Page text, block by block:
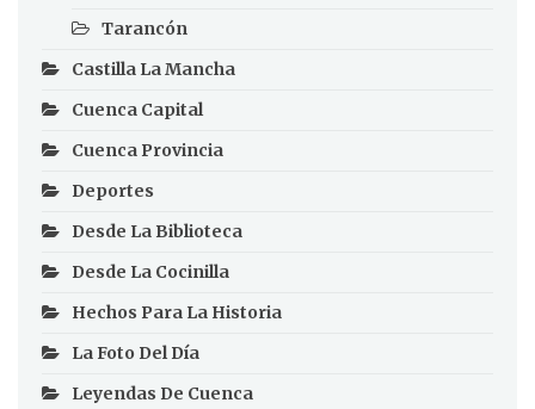
Tarancón
Castilla La Mancha
Cuenca Capital
Cuenca Provincia
Deportes
Desde La Biblioteca
Desde La Cocinilla
Hechos Para La Historia
La Foto Del Día
Leyendas De Cuenca